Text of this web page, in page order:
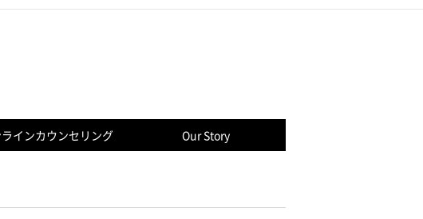
マッサージ サンプロダクツ
リムーバー キット・限定品
インカウンセリング Our Story